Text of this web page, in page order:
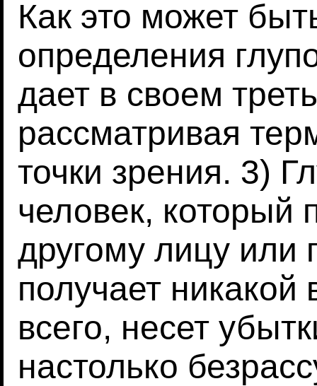
Как это может
определения
дает в своем
рассматривая
точки зрения. 3)
человек, который
другому лицу или
получает
всего, несет
настолько